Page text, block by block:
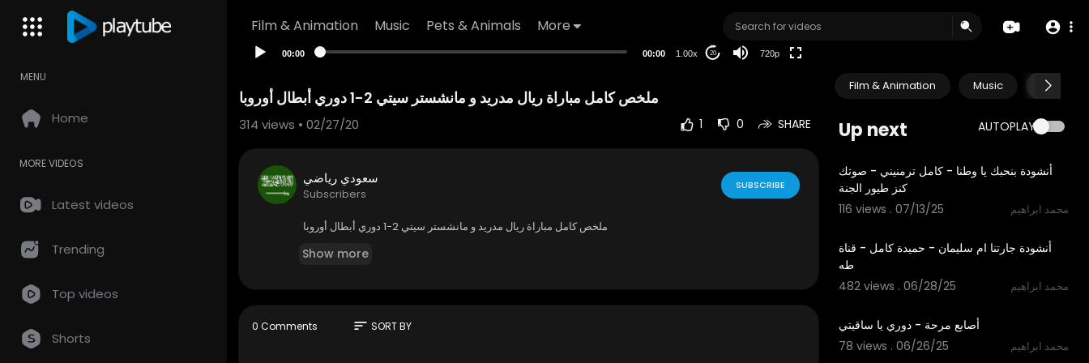
Film & Animation Music Pets & Animals More
MENU
Home
MORE VIDEOS
Latest videos
Trending
Top videos
Shorts
00:00 00:00 1.00x 20 720p
Film & Animation Music Pets &
Up next AUTOPLAY
أنشودة بنحبك يا وطنا - كامل ترمنيني - صوتك
كنز طيور الجنة
116 views . 07/13/25
محمد ابراهيم
أنشودة جارتنا ام سليمان - حميدة كامل - قناة
طه
482 views . 06/28/25
محمد ابراهيم
أصابع مرحة - دوري يا ساقيتي
78 views . 06/26/25
محمد ابراهيم
ملخص كامل مباراة ريال مدريد و مانشستر سيتي 2-1 دوري أبطال أوروبا
314 views • 02/27/20 1 0 SHARE
سعودي رياضي
Subscribers
SUBSCRIBE
ملخص كامل مباراة ريال مدريد و مانشستر سيتي 2-1 دوري أبطال أوروبا
Show more
0 Comments sort SORT BY